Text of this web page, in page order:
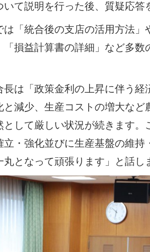
いて説明を行った後、質疑応答
「統合後の支店の活用方法」
「損益計算書の詳細」など多数
は「政策金利の上昇に伴う経
と減少、生産コストの増大など
として厳しい状況が続きます。
立・強化並びに生産基盤の維持
丸となって頑張ります」と話し